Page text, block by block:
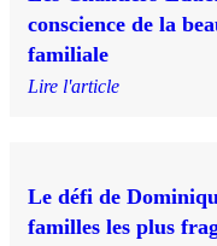
conscience de la
familiale
Lire l'article
Le défi de
familles les plus